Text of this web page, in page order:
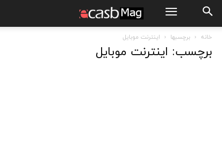
خانه برچسبها اینترنت موبایل
برچسب: اینترنت موبایل